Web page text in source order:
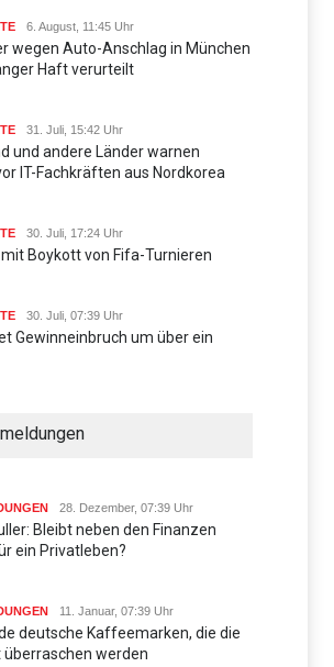
6. August, 11:45 Uhr
wegen Auto-Anschlag in München
Haft verurteilt
31. Juli, 15:42 Uhr
und andere Länder warnen
IT-Fachkräften aus Nordkorea
30. Juli, 17:24 Uhr
Boykott von Fifa-Turnieren
30. Juli, 07:39 Uhr
Gewinneinbruch um über ein
28. Dezember, 07:39 Uhr
Bleibt neben den Finanzen
ein Privatleben?
11. Januar, 07:39 Uhr
deutsche Kaffeemarken, die die
werden